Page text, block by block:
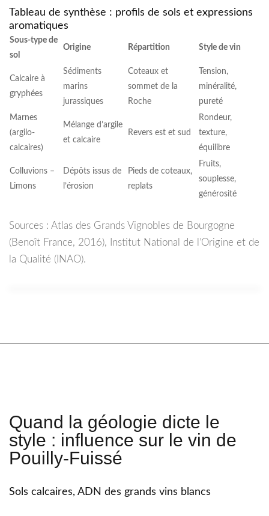
Tableau de synthèse : profils de sols et expressions
aromatiques
Sous-type de
sol
Origine Répartition Style de vin
Calcaire à
gryphées
Sédiments
marins
jurassiques
Coteaux et
sommet de la
Roche
Tension,
minéralité,
pureté
Marnes
(argilo-
calcaires)
Mélange d’argile
et calcaire
Revers est et sud
Rondeur,
texture,
équilibre
Colluvions –
Limons
Dépôts issus de
l’érosion
Pieds de coteaux,
replats
Fruits,
souplesse,
générosité
Sources : Atlas des Grands Vignobles de Bourgogne
(Benoît France, 2016), Institut National de l’Origine et de
la Qualité (INAO).
Quand la géologie dicte le
style : influence sur le vin de
Pouilly-Fuissé
Sols calcaires, ADN des grands vins blancs